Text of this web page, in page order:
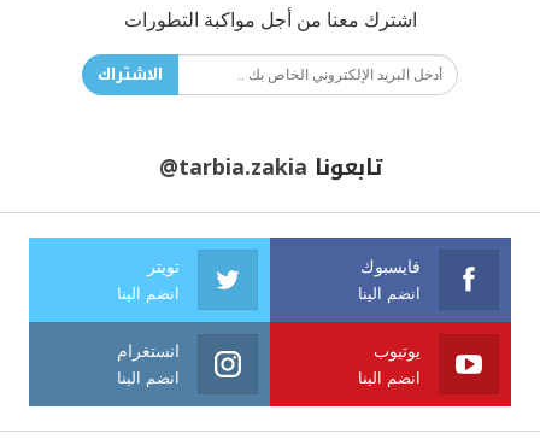
اشترك معنا من أجل مواكبة التطورات
الاشتراك
تابعونا @tarbia.zakia
فايسبوك
انضم الينا
تويتر
انضم الينا
يوتيوب
انضم الينا
انستغرام
انضم الينا